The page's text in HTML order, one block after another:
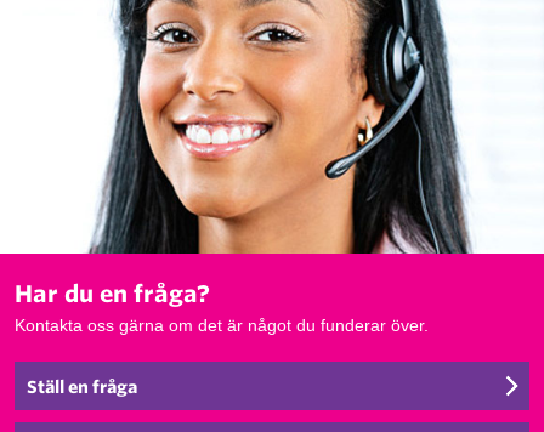
Har du en fråga?
Kontakta oss gärna om det är något du funderar över.
Ställ en fråga